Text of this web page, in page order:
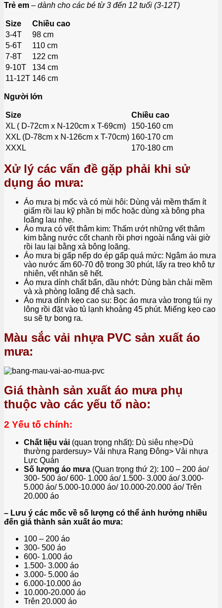
Trẻ em – dành cho các bé từ 3 đến 12 tuổi (3-12T)
Size
Chiều cao
3-4T
98 cm
5-6T
110 cm
7-8T
122 cm
9-10T
134 cm
11-12T 146 cm
Người lớn
Size
Chiều cao
XL ( D-72cm x N-120cm x T-69cm)
150-160 cm
XXL (D-78cm x N-126cm x T-70cm) 160-170 cm
XXXL
170-180 cm
Xử lý các vấn đề gặp phải khi sử
dụng áo mưa:
Áo mưa bị mốc và có mùi hôi: Dùng vải mềm thấm ít
giấm rồi lau kỹ phần bị mốc hoặc dùng xà bông pha
loãng lau nhẹ.
Áo mưa có vết thâm kim: Thấm ướt những vết thâm
kim bằng nước cốt chanh rồi phơi ngoài nắng vài giờ
rồi lau lại bằng xà bông loãng.
Áo mưa bị gấp nếp do ép gấp quá mức: Ngâm áo mưa
vào nước ấm 60-70 độ trong 30 phút, lấy ra treo khô tự
nhiên, vết nhăn sẽ hết.
Áo mưa dính chất bẩn, dầu nhớt: Dùng bàn chải mềm
và xà phòng loãng để chà sạch.
Áo mưa dính kẹo cao su: Bọc áo mưa vào trong túi ny
lông rồi đặt vào tủ lạnh khoảng 45 phút. Miếng kẹo cao
su sẽ tự bong ra.
Màu sắc vải nhựa PVC sản xuất áo
mưa:
Giá thành sản xuất áo mưa phụ
thuộc vào các yếu tố nào:
2 Yếu tố chính:
Chất liệu vải (quan trọng nhất): Dù siêu nhẹ>Dù
thường pardersuy> Vải nhựa Rạng Đông> Vải nhựa
Lực Quán
Số lượng áo mưa (Quan trọng thứ 2): 100 – 200 áo/
300- 500 áo/ 600- 1.000 áo/ 1.500- 3.000 áo/ 3.000-
5.000 áo/ 5.000-10.000 áo/ 10.000-20.000 áo/ Trên
20.000 áo
– Lưu ý các mốc về số lượng có thể ảnh hưởng nhiều
đến giá thành sản xuất áo mưa:
100 – 200 áo
300- 500 áo
600- 1.000 áo
1.500- 3.000 áo
3.000- 5.000 áo
6.000-10.000 áo
10.000-20.000 áo
Trên 20.000 áo